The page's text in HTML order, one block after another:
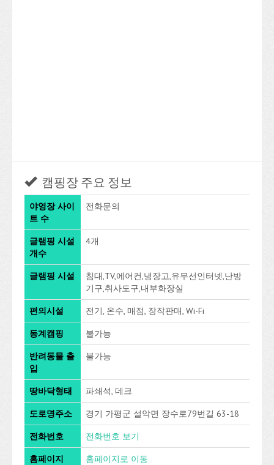
캠핑장 주요 정보
야영장 사이
트 수
전화문의
글램핑 시설
개수
4개
글램핑 시설
침대,TV,에어컨,냉장고,유무선인터넷,난방
기구,취사도구,내부화장실
편의시설 전기, 온수, 매점, 장작판매, Wi-Fi
동계캠핑 불가능
반려동물 출
입
불가능
땅바닥형태 파쇄석, 데크
도로명주소 경기 가평군 설악면 장수로79번길 63-18
전화번호 전화번호 보기
홈페이지 홈페이지로 이동